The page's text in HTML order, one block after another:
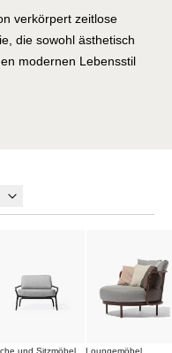
verkörpert zeitlose
die sowohl ästhetisch
modernen Lebensstil
und Sitzmöbel Loungemöbel